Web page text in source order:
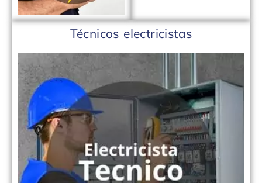
Técnicos electricistas